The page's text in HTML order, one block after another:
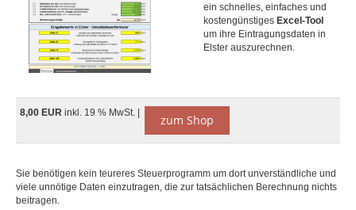
ein schnelles, einfaches und
kostengünstiges Excel-Tool
um ihre Eintragungsdaten in
Elster auszurechnen.
8,00 EUR inkl. 19 % MwSt. | zum Shop
Sie benötigen kein teureres Steuerprogramm um dort unverständliche und
viele unnötige Daten einzutragen, die zur tatsächlichen Berechnung nichts
beitragen.